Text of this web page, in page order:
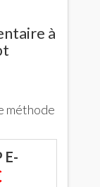
à
méthode
E-